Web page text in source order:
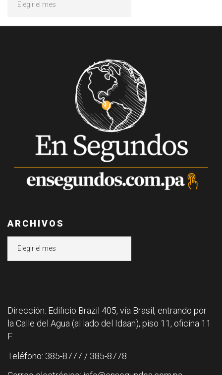
ARCHIVOS
Dirección: Edificio Brazil 405, vía Brasil, entrando por
la Calle del Agua (al lado del Idaan), piso 11, oficina 11
F.
Teléfono: 385-8777 / 385-8778